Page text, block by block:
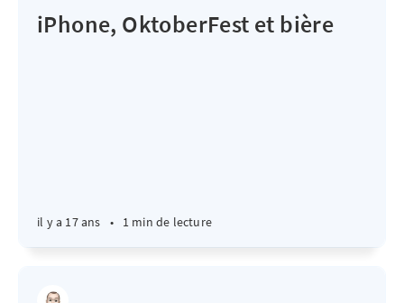
iPhone, OktoberFest et bière
il y a 17 ans • 1 min de lecture